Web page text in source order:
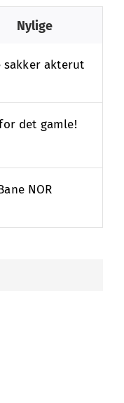
Nylige
sakker akterut
det gamle!
NOR